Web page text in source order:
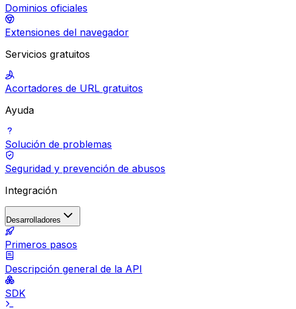
Dominios oficiales
Extensiones del navegador
Servicios gratuitos
Acortadores de URL gratuitos
Ayuda
Solución de problemas
Seguridad y prevención de abusos
Integración
Desarrolladores
Primeros pasos
Descripción general de la API
SDK